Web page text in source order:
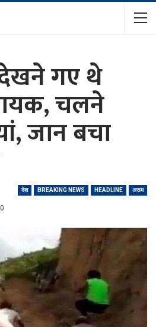
गए थे
चलने
जान बचा
देश BREAKING NEWS HEADLINE असम
0